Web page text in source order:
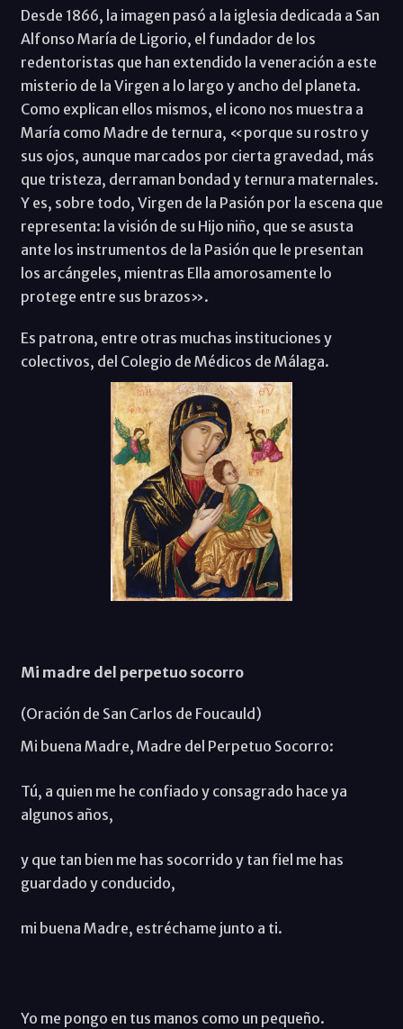
Desde 1866, la imagen pasó a la iglesia dedicada a San
Alfonso María de Ligorio, el fundador de los
redentoristas que han extendido la veneración a este
misterio de la Virgen a lo largo y ancho del planeta.
Como explican ellos mismos, el icono nos muestra a
María como Madre de ternura, «porque su rostro y
sus ojos, aunque marcados por cierta gravedad, más
que tristeza, derraman bondad y ternura maternales.
Y es, sobre todo, Virgen de la Pasión por la escena que
representa: la visión de su Hijo niño, que se asusta
ante los instrumentos de la Pasión que le presentan
los arcángeles, mientras Ella amorosamente lo
protege entre sus brazos».
Es patrona, entre otras muchas instituciones y
colectivos, del Colegio de Médicos de Málaga.
Mi madre del perpetuo socorro
(Oración de San Carlos de Foucauld)
Mi buena Madre, Madre del Perpetuo Socorro:
Tú, a quien me he confiado y consagrado hace ya
algunos años,
y que tan bien me has socorrido y tan fiel me has
guardado y conducido,
mi buena Madre, estréchame junto a ti.
Yo me pongo en tus manos como un pequeño.